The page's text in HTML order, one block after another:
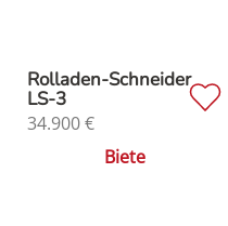
Rolladen-Schneider
LS-3
34.900€
Biete